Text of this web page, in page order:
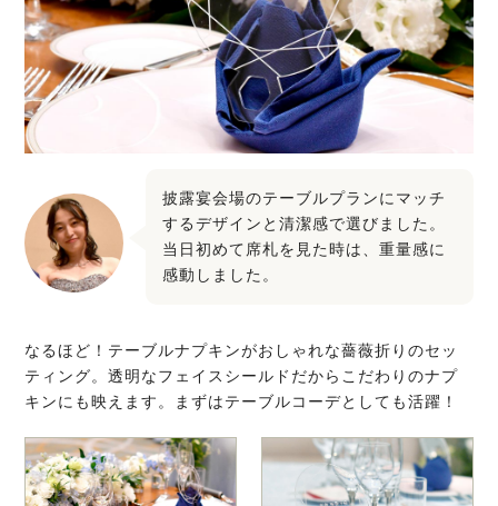
披露宴会場のテーブルプランにマッチ
するデザインと清潔感で選びました。
当日初めて席札を見た時は、重量感に
感動しました。
なるほど！テーブルナプキンがおしゃれな薔薇折りのセッ
ティング。透明なフェイスシールドだからこだわりのナプ
キンにも映えます。まずはテーブルコーデとしても活躍！